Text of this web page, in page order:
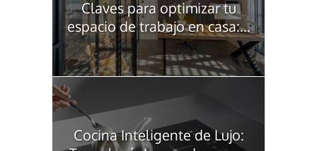
Claves para optimizar tu
espacio de trabajo en casa:...
Cocina Inteligente de Lujo: